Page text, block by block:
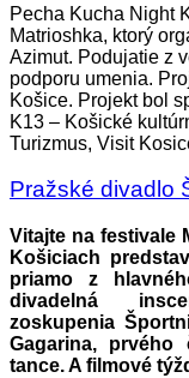
Pecha Kucha Night
Matrioshka, ktorý
Azimut. Podujatie z
podporu umenia.
Košice. Projekt bol
K13 – Košické
Turizmus, Visit
Pražské divadlo
Vitajte na festivale
Košiciach
priamo z
divadelná
zoskupenia
Gagarina, prvého
tance. A filmové